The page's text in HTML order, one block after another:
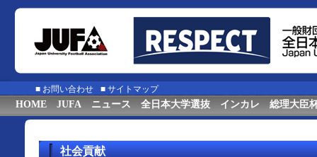
■ お問い合わせ ■ サイトマップ
HOME JUFA ニュース 全日本大学選抜 インカレ 総理大臣
社会貢献